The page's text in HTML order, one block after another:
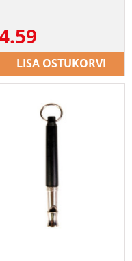
LISA OSTUKORVI